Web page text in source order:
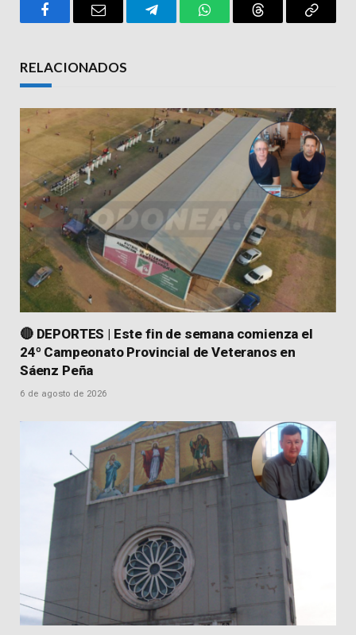
FacebookEmail TelegramWhatsAppThreads Copy
RELACIONADOS
🔴 DEPORTES | Este fin de semana comienza el
24º Campeonato Provincial de Veteranos en
Sáenz Peña
6 de agosto de 2026